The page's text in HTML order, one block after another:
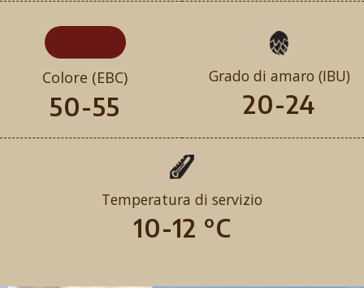
Colore (EBC)
50-55
Grado di amaro (IBU)
20-24
Temperatura di servizio
10-12 °C